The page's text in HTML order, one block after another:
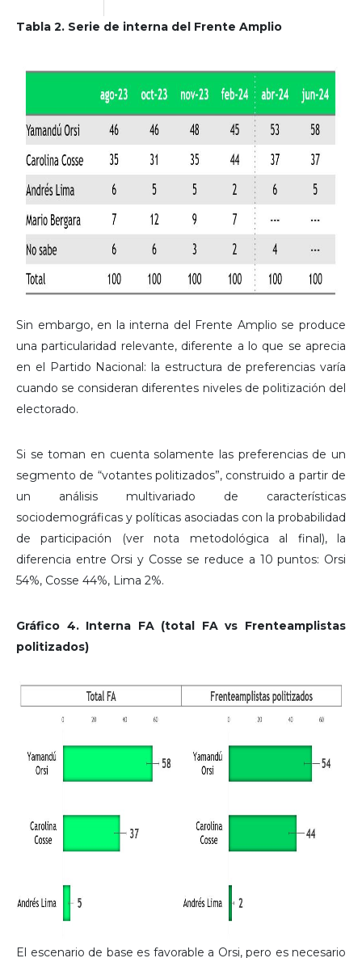
Tabla 2. Serie de interna del Frente Amplio
Sin embargo, en la interna del Frente Amplio se produce
una particularidad relevante, diferente a lo que se aprecia
en el Partido Nacional: la estructura de preferencias varía
cuando se consideran diferentes niveles de politización del
electorado.
Si se toman en cuenta solamente las preferencias de un
segmento de “votantes politizados”, construido a partir de
un análisis multivariado de características
sociodemográficas y políticas asociadas con la probabilidad
de participación (ver nota metodológica al final), la
diferencia entre Orsi y Cosse se reduce a 10 puntos: Orsi
54%, Cosse 44%, Lima 2%.
Gráfico 4. Interna FA (total FA vs Frenteamplistas
politizados)
El escenario de base es favorable a Orsi, pero es necesario